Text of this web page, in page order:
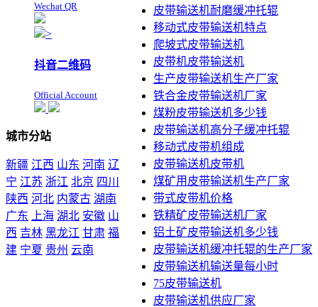
皮带输送机耐磨缓冲托辊
移动式皮带输送机特点
爬坡式皮带输送机
皮带机皮带输送机
生产皮带输送机生产厂家
铁合金皮带输送机厂家
煤粉皮带输送机多少钱
皮带输送机高分子缓冲托辊
移动式皮带机组成
皮带输送机皮带机
煤矿用皮带输送机生产厂家
带式皮带机价格
铁精矿皮带输送机厂家
铝土矿皮带输送机多少钱
皮带输送机缓冲托辊的生产厂家
皮带输送机输送量每小时
75皮带输送机
皮带输送机供应厂家
Wechat QR
>
抖音二维码
Official Account
城市分站
新疆 江西 山东 河南 辽
宁 江苏 浙江 北京 四川
陕西 河北 内蒙古 湖南
广东
上海 湖北 安徽 山
西 吉林 黑龙江 甘肃 福
建 宁夏 贵州 云南